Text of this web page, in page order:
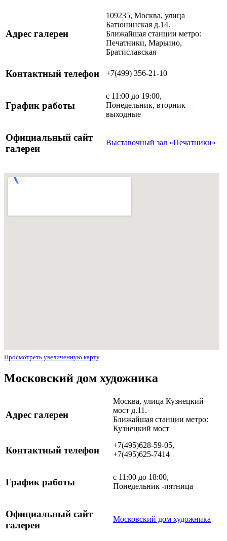
Адрес галереи
109235, Москва, улица
Батюнинская д.14.
Ближайшая станции метро:
Печатники, Марьино,
Братиславская
Контактный телефон +7(499) 356-21-10
График работы
с 11:00 до 19:00,
Понедельник, вторник —
выходные
Официальный сайт
галереи
Выставочный зал «Печатники»
Просмотреть увеличенную карту
Московский дом художника
Адрес галереи
Москва, улица Кузнецкий
мост д.11.
Ближайшая станции метро:
Кузнецкий мост
Контактный телефон
+7(495)628-59-05,
+7(495)625-7414
График работы
с 11:00 до 18:00,
Понедельник -пятница
Официальный сайт
галереи
Московский дом художника